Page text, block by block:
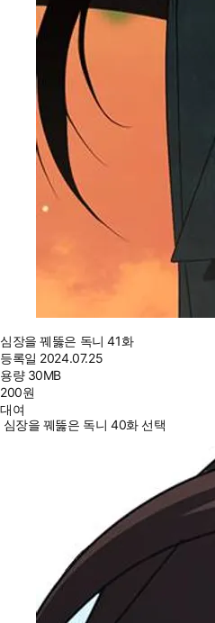
심장을 꿰뚫은 독니 41화
등록일 2024.07.25
용량 30MB
200원
대여
심장을 꿰뚫은 독니 40화 선택